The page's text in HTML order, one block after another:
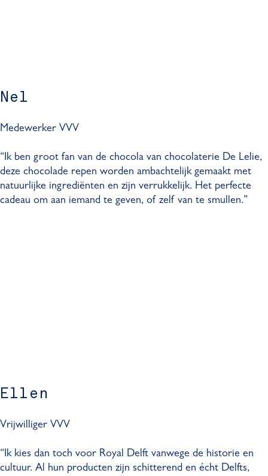
Nel
Medewerker VVV
“Ik ben groot fan van de chocola van chocolaterie De Lelie,
deze chocolade repen worden ambachtelijk gemaakt met
natuurlijke ingrediënten en zijn verrukkelijk. Het perfecte
cadeau om aan iemand te geven, of zelf van te smullen.”
Ellen
Vrijwilliger VVV
“Ik kies dan toch voor Royal Delft vanwege de historie en
cultuur. Al hun producten zijn schitterend en écht Delfts,